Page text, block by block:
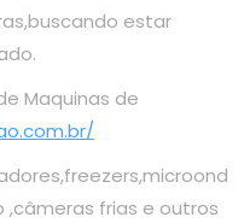
estar
Maquinas de
,câmeras frias e outros